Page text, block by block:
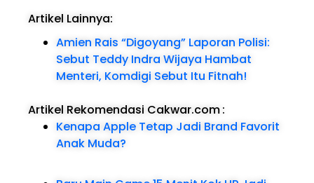
Artikel Lainnya:
Amien Rais “Digoyang” Laporan Polisi:
Sebut Teddy Indra Wijaya Hambat
Menteri, Komdigi Sebut Itu Fitnah!
Artikel Rekomendasi Cakwar.com:
Kenapa Apple Tetap Jadi Brand Favorit
Anak Muda?